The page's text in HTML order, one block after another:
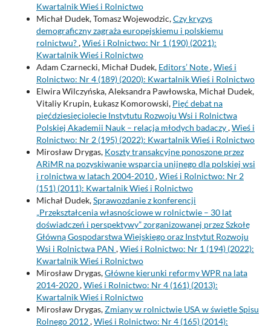
Kwartalnik Wieś i Rolnictwo
Michał Dudek, Tomasz Wojewodzic,Czy kryzys
demograficzny zagraża europejskiemu i polskiemu
rolnictwu?,Wieś i Rolnictwo: Nr 1 (190) (2021):
Kwartalnik Wieś i Rolnictwo
Adam Czarnecki, Michał Dudek, Editors’ Note,Wieś i
Rolnictwo: Nr 4 (189) (2020): Kwartalnik Wieś i Rolnictwo
Elwira Wilczyńska, Aleksandra Pawłowska, Michał Dudek,
Vitaliy Krupin, Łukasz Komorowski, Pięć debat na
pięćdziesięciolecie Instytutu Rozwoju Wsi i Rolnictwa
Polskiej Akademii Nauk – relacja młodych badaczy,Wieś i
Rolnictwo: Nr 2 (195) (2022): Kwartalnik Wieś i Rolnictwo
Mirosław Drygas, Koszty transakcyjne ponoszone przez
ARiMR na pozyskiwanie wsparcia unijnego dla polskiej wsi
i rolnictwa w latach 2004-2010,Wieś i Rolnictwo: Nr 2
(151) (2011): Kwartalnik Wieś i Rolnictwo
Michał Dudek,Sprawozdanie z konferencji
„Przekształcenia własnościowe w rolnictwie – 30 lat
doświadczeń i perspektywy” zorganizowanej przez Szkołę
Główną Gospodarstwa Wiejskiego oraz Instytut Rozwoju
Wsi i Rolnictwa PAN ,Wieś i Rolnictwo: Nr 1 (194) (2022):
Kwartalnik Wieś i Rolnictwo
Mirosław Drygas,Główne kierunki reformy WPR na lata
2014-2020,Wieś i Rolnictwo: Nr 4 (161) (2013):
Kwartalnik Wieś i Rolnictwo
Mirosław Drygas,Zmiany w rolnictwie USA w świetle Spisu
Rolnego 2012,Wieś i Rolnictwo: Nr 4 (165) (2014):